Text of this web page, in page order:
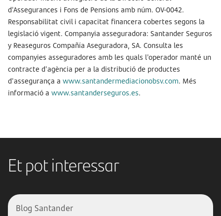
d'Assegurances i Fons de Pensions amb núm. OV-0042.
Responsabilitat civil i capacitat financera cobertes segons la
legislació vigent. Companyia asseguradora: Santander Seguros
y Reaseguros Compañía Aseguradora, SA. Consulta les
companyies asseguradores amb les quals l'operador manté un
contracte d'agència per a la distribució de productes
d'assegurança a www.santandermediacionobsv.com. Més
informació a www.santanderseguros.es.
Et pot interessar
Blog Santander